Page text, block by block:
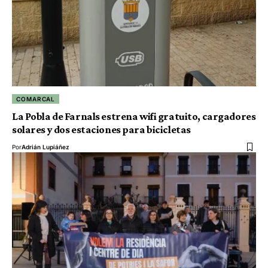
COMARCAL
La Pobla de Farnals estrena wifi gratuito, cargadores
solares y dos estaciones para bicicletas
PorAdrián Lupiáñez